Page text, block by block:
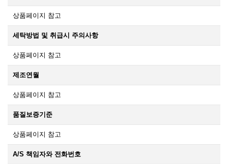
상품페이지 참고
세탁방법 및 취급시 주의사항
상품페이지 참고
제조연월
상품페이지 참고
품질보증기준
상품페이지 참고
A/S 책임자와 전화번호